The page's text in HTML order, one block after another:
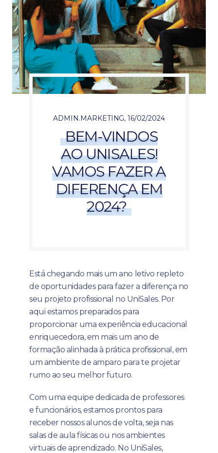
ADMIN.MARKETING,16/02/2024
BEM-VINDOS
AO UNISALES!
VAMOS FAZER A
DIFERENÇA EM
2024?
Está chegando mais um ano letivo repleto
de oportunidades para fazer a diferença no
seu projeto profissional no UniSales. Por
aqui estamos preparados para
proporcionar uma experiência educacional
enriquecedora, em mais um ano de
formação alinhada à prática profissional, em
um ambiente de amparo para te projetar
rumo ao seu melhor futuro.
Com uma equipe dedicada de professores
e funcionários, estamos prontos para
receber nossos alunos de volta, seja nas
salas de aula físicas ou nos ambientes
virtuais de aprendizado. No UniSales,